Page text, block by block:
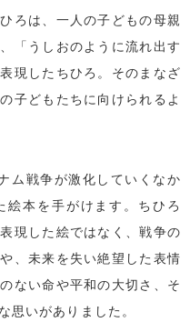
ろは、一人の子どもの母親
「うしおのように流れ出す
現したちひろ。そのまなざ
子どもたちに向けられるよ
ム戦争が激化していくなか
本を手がけます。ちひろ
現した絵ではなく、戦争の
、未来を失い絶望した表情
ない命や平和の大切さ、そ
思いがありました。